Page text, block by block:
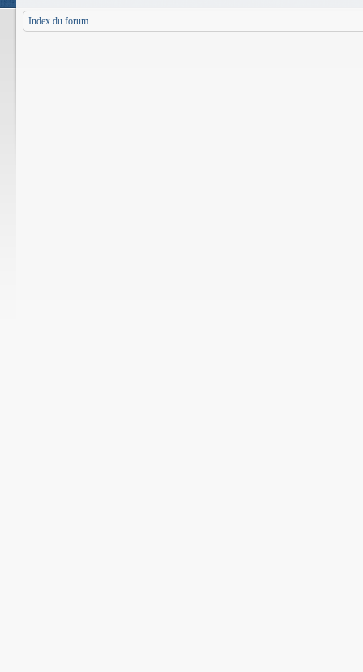
Index du forum